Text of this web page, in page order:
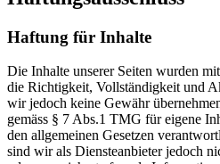
Haftung für Inhalte
Die Inhalte unserer Seiten wurden
die Richtigkeit, Vollständigkeit und
wir jedoch keine Gewähr
gemäss § 7 Abs.1 TMG für eigene
den allgemeinen Gesetzen
sind wir als Diensteanbieter jedoch